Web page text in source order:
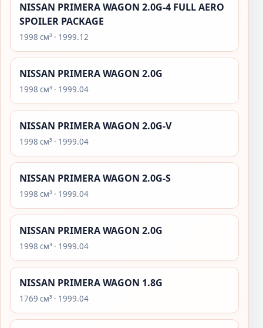
NISSAN PRIMERA WAGON 2.0G-4 FULL AERO
SPOILER PACKAGE
1998 см³ · 1999.12
NISSAN PRIMERA WAGON 2.0G
1998 см³ · 1999.04
NISSAN PRIMERA WAGON 2.0G-V
1998 см³ · 1999.04
NISSAN PRIMERA WAGON 2.0G-S
1998 см³ · 1999.04
NISSAN PRIMERA WAGON 2.0G
1998 см³ · 1999.04
NISSAN PRIMERA WAGON 1.8G
1769 см³ · 1999.04